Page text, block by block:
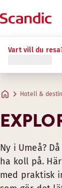
Vart vill du
Hotell &
Ny i Umeå?
ha koll på.
med praktisk